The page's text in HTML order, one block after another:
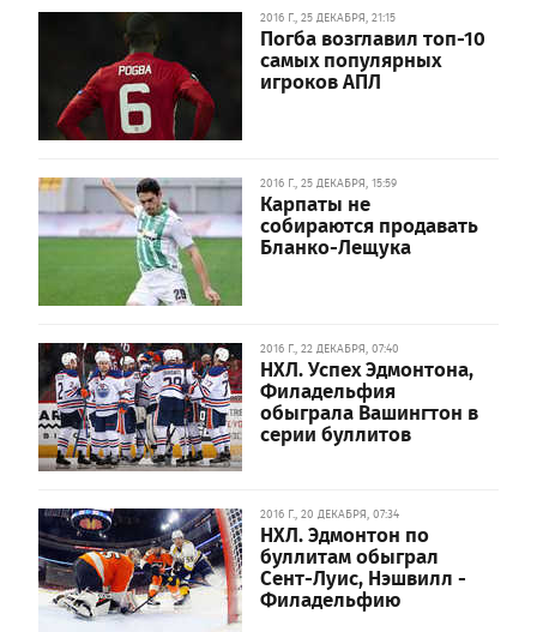
2016 Г., 25 ДЕКАБРЯ, 21:15
Погба возглавил топ-10
самых популярных
игроков АПЛ
2016 Г., 25 ДЕКАБРЯ, 15:59
Карпаты не
собираются продавать
Бланко-Лещука
2016 Г., 22 ДЕКАБРЯ, 07:40
НХЛ. Успех Эдмонтона,
Филадельфия
обыграла Вашингтон в
серии буллитов
2016 Г., 20 ДЕКАБРЯ, 07:34
НХЛ. Эдмонтон по
буллитам обыграл
Сент-Луис, Нэшвилл -
Филадельфию